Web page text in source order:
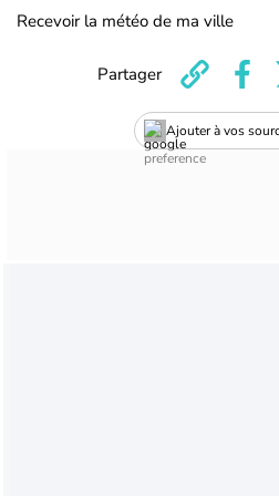
Recevoir la météo de ma ville
Ajouter à vos
Partager